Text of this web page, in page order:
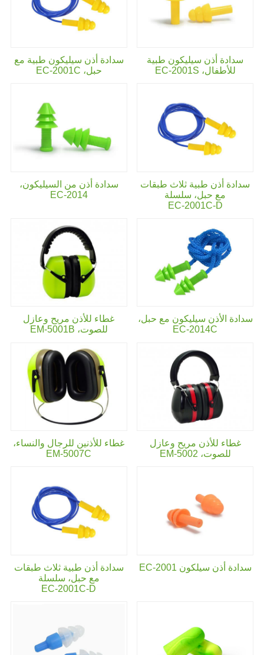
سدادة أذن سيليكون طبية
للأطفال، EC-2001S
سدادة أذن سيليكون طبية مع
حبل، EC-2001C
سدادة أذن طبية ثلاث طبقات
مع حبل، سلسلة
EC-2001C-D
سدادة أذن من السيليكون،
EC-2014
سدادة الأذن سيليكون مع حبل،
EC-2014C
غطاء للأذن مريح وعازل
للصوت، EM-5001B
غطاء للأذن مريح وعازل
للصوت، EM-5002
غطاء للأذنين للرجال والنساء،
EM-5007C
سدادة أذن سيلكون EC-2001
سدادة أذن طبية ثلاث طبقات
مع حبل، سلسلة
EC-2001C-D